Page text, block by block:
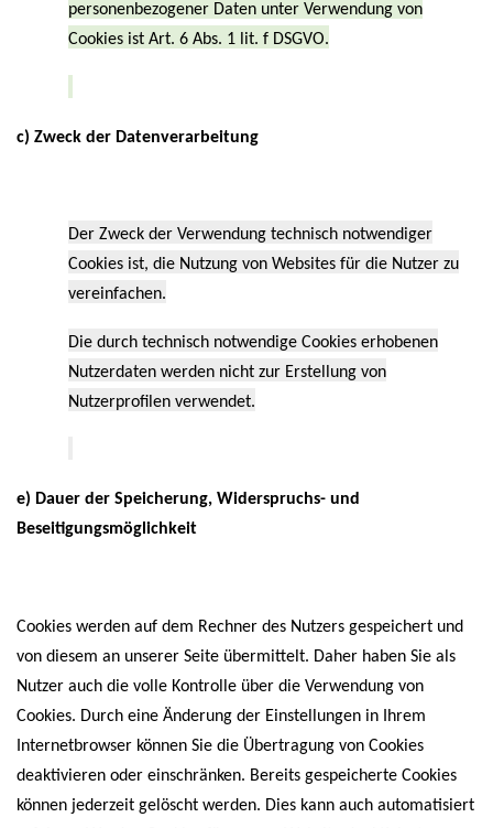
personenbezogener Daten unter Verwendung von
Cookies ist Art. 6 Abs. 1 lit. f DSGVO.
c) Zweck der Datenverarbeitung
Der Zweck der Verwendung technisch notwendiger
Cookies ist, die Nutzung von Websites für die Nutzer zu
vereinfachen.
Die durch technisch notwendige Cookies erhobenen
Nutzerdaten werden nicht zur Erstellung von
Nutzerprofilen verwendet.
e) Dauer der Speicherung, Widerspruchs- und
Beseitigungsmöglichkeit
Cookies werden auf dem Rechner des Nutzers gespeichert und
von diesem an unserer Seite übermittelt. Daher haben Sie als
Nutzer auch die volle Kontrolle über die Verwendung von
Cookies. Durch eine Änderung der Einstellungen in Ihrem
Internetbrowser können Sie die Übertragung von Cookies
deaktivieren oder einschränken. Bereits gespeicherte Cookies
können jederzeit gelöscht werden. Dies kann auch automatisiert